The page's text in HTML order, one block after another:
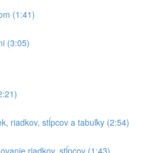
(1:41)
(3:05)
riadkov, stĺpcov a tabuľky (2:54)
riadkov, stĺpcov (1:43)